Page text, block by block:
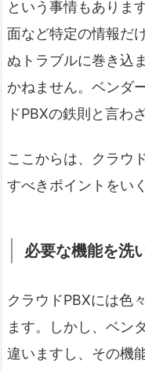
という事情もありま
面など特定の情報だ
ぬトラブルに巻き込
かねません。ベンダ
ドPBXの鉄則と言わ
ここからは、クラウ
すべきポイントをい
必要な機能を洗
クラウドPBXには色
ます。しかし、ベン
違いますし、その機